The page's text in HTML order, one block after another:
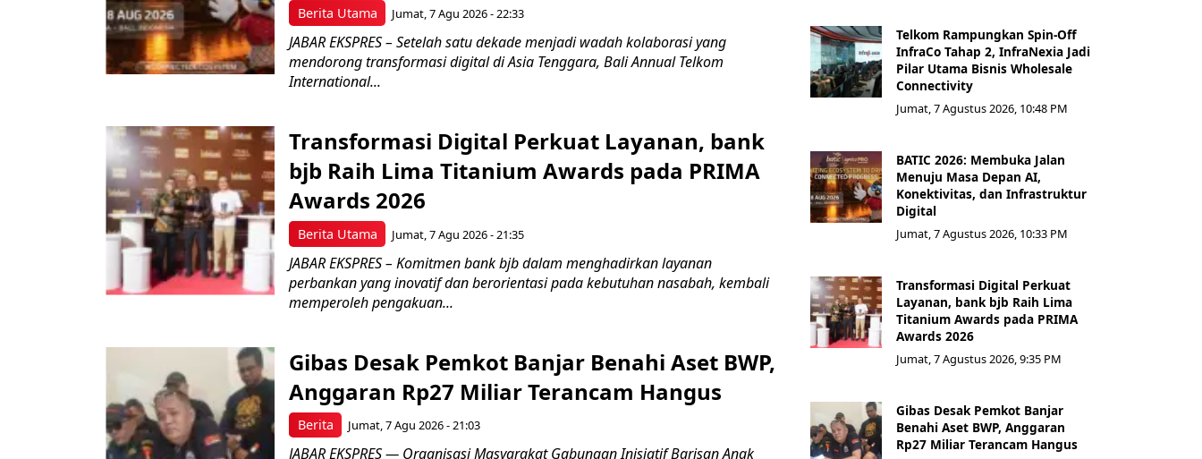
Berita Utama Jumat, 7 Agu 2026 - 22:33
JABAR EKSPRES – Setelah satu dekade menjadi wadah kolaborasi yang
mendorong transformasi digital di Asia Tenggara, Bali Annual Telkom
International...
Berita Utama
Transformasi Digital Perkuat Layanan, bank
bjb Raih Lima Titanium Awards pada PRIMA
Awards 2026
Jumat, 7 Agu 2026 - 21:35
JABAR EKSPRES – Komitmen bank bjb dalam menghadirkan layanan
perbankan yang inovatif dan berorientasi pada kebutuhan nasabah, kembali
memperoleh pengakuan...
Berita
Gibas Desak Pemkot Banjar Benahi Aset BWP,
Anggaran Rp27 Miliar Terancam Hangus
Jumat, 7 Agu 2026 - 21:03
JABAR EKSPRES — Organisasi Masyarakat Gabungan Inisiatif Barisan Anak
Telkom Rampungkan Spin-Off
InfraCo Tahap 2, InfraNexia Jadi
Pilar Utama Bisnis Wholesale
Connectivity
Jumat, 7 Agustus 2026, 10:48 PM
BATIC 2026: Membuka Jalan
Menuju Masa Depan AI,
Konektivitas, dan Infrastruktur
Digital
Jumat, 7 Agustus 2026, 10:33 PM
Transformasi Digital Perkuat
Layanan, bank bjb Raih Lima
Titanium Awards pada PRIMA
Awards 2026
Jumat, 7 Agustus 2026, 9:35 PM
Gibas Desak Pemkot Banjar
Benahi Aset BWP, Anggaran
Rp27 Miliar Terancam Hangus